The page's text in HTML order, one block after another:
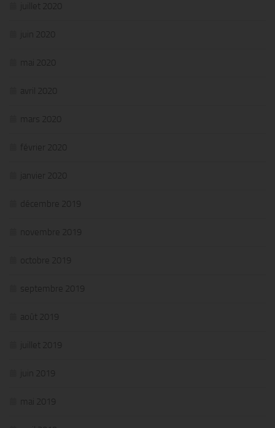
juillet 2020
juin 2020
mai 2020
avril 2020
mars 2020
février 2020
janvier 2020
décembre 2019
novembre 2019
octobre 2019
septembre 2019
août 2019
juillet 2019
juin 2019
mai 2019